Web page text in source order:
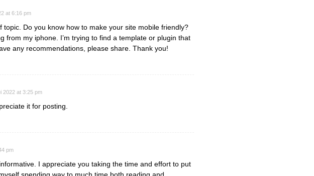
at 6:16 pm
topic. Do you know how to make your site mobile friendly?
from my iphone. I’m trying to find a template or plugin that
any recommendations, please share. Thank you!
2022 at 3:25 pm
it for posting.
pm
I appreciate you taking the time and effort to put